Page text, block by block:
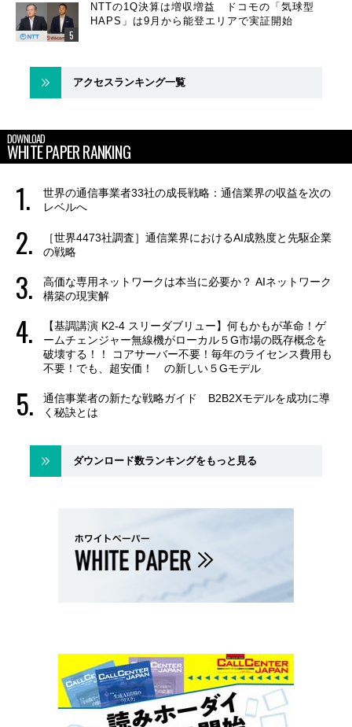
NTTの1Q決算は増収増益 ドコモの「気球型
HAPS」は9月から能登エリアで実証開始
アクセスランキング一覧
DOWNLOAD
WHITE PAPER RANKING
世界の通信事業者33社の成長戦略：通信業界の収益を次の
レベルへ
［世界4473社調査］通信業界におけるAI成熟度と先駆企業
の戦略
高価な専用ネットワークは本当に必要か？ AIネットワーク
構築の現実解
【基調講演 K2-4 スリーダブリュー】何もかもが革命！ゲ
ームチェンジャー無線機がローカル５G市場の既存概念を
破壊する！！ コアサーバー不要！毎年のライセンス費用も
不要！でも、超安価！ の新しい５Gモデル
通信事業者の新たな戦略ガイド B2B2Xモデルを成功に導
く秘訣とは
ダウンロード数ランキングをもっと見る